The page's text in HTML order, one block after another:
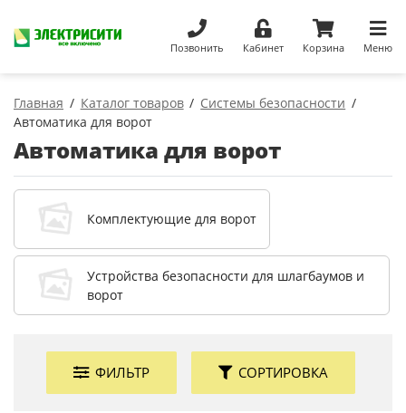
Позвонить Кабинет Корзина Меню
Главная Каталог товаров
Системы безопасности
Автоматика для ворот
Автоматика для ворот
Комплектующие для ворот
Устройства безопасности для шлагбаумов и
ворот
ФИЛЬТР СОРТИРОВКА